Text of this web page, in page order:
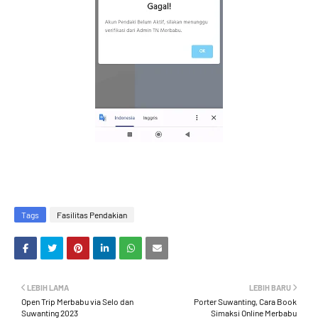
Tags Fasilitas Pendakian
LEBIH BARU
Porter Suwanting, Cara Book
Simaksi Online Merbabu
LEBIH LAMA
Open Trip Merbabu via Selo dan
Suwanting 2023